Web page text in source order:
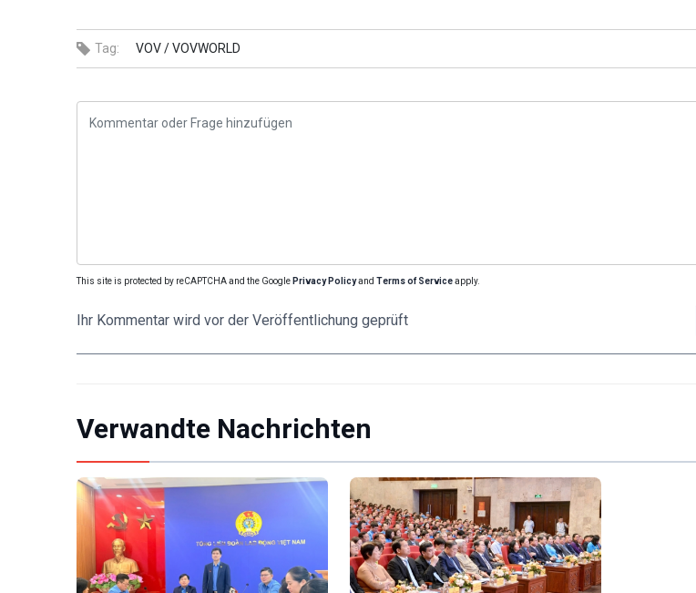
Tag: VOV /VOVWORLD
This site is protected by reCAPTCHA and the Google Privacy Policyand Terms of Serviceapply.
Ihr Kommentar wird vor der Veröffentlichung geprüft
Verwandte Nachrichten